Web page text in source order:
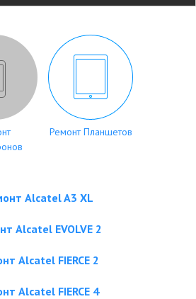
Ремонт Планшетов
Alcatel A3 XL
Alcatel EVOLVE 2
Alcatel FIERCE 2
Alcatel FIERCE 4